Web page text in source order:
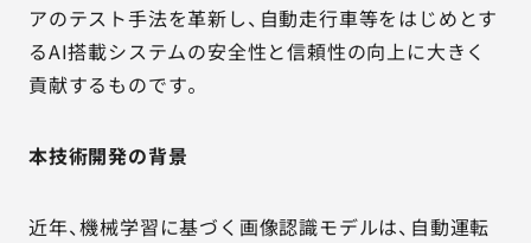
アのテスト手法を革新し、自動走行車等をはじめとす
るAI搭載システムの安全性と信頼性の向上に大きく
貢献するものです。
本技術開発の背景
近年、機械学習に基づく画像認識モデルは、自動運転